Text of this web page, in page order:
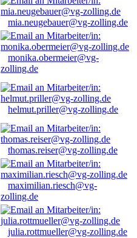
mia.neugebauer@vg-zolling.de
monika.obermeier@vg-
zolling.de
helmut.priller@vg-zolling.de
thomas.reiser@vg-zolling.de
maximilian.riesch@vg-
zolling.de
julia.rottmueller@vg-zolling.de